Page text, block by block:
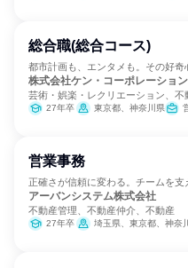
総合職(総合コース)
都市計画も、エンタメも。その好奇
株式会社ケン・コーポレーション
芸術・娯楽・レクリエーション、不
27年卒 東京都、神奈川県
営業事務
正確さが信頼に変わる。チームを支
アーバンシステム株式会社
不動産管理、不動産仲介、不動産
27年卒 埼玉県、東京都、神奈